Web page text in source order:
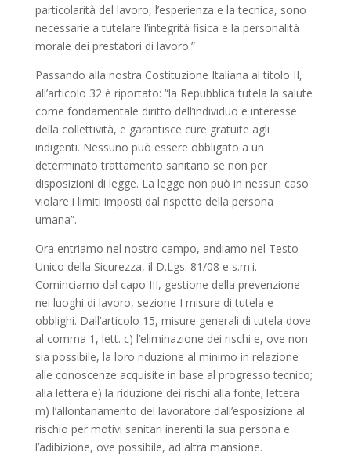
particolarità del lavoro, l’esperienza e la tecnica, sono
necessarie a tutelare l’integrità fisica e la personalità
morale dei prestatori di lavoro.”
Passando alla nostra Costituzione Italiana al titolo II,
all’articolo 32 è riportato: “la Repubblica tutela la salute
come fondamentale diritto dell’individuo e interesse
della collettività, e garantisce cure gratuite agli
indigenti. Nessuno può essere obbligato a un
determinato trattamento sanitario se non per
disposizioni di legge. La legge non può in nessun caso
violare i limiti imposti dal rispetto della persona
umana”.
Ora entriamo nel nostro campo, andiamo nel Testo
Unico della Sicurezza, il D.Lgs. 81/08 e s.m.i.
Cominciamo dal capo III, gestione della prevenzione
nei luoghi di lavoro, sezione I misure di tutela e
obblighi. Dall’articolo 15, misure generali di tutela dove
al comma 1, lett. c) l’eliminazione dei rischi e, ove non
sia possibile, la loro riduzione al minimo in relazione
alle conoscenze acquisite in base al progresso tecnico;
alla lettera e) la riduzione dei rischi alla fonte; lettera
m) l’allontanamento del lavoratore dall’esposizione al
rischio per motivi sanitari inerenti la sua persona e
l’adibizione, ove possibile, ad altra mansione.